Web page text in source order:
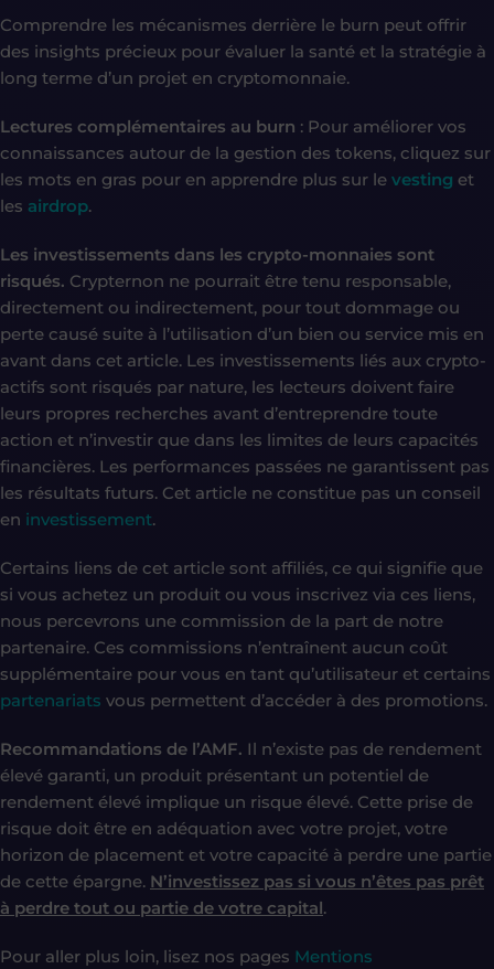
Comprendre les mécanismes derrière le burn peut offrir
des insights précieux pour évaluer la santé et la stratégie à
long terme d’un projet en cryptomonnaie.
Lectures complémentaires au burn : Pour améliorer vos
connaissances autour de la gestion des tokens, cliquez sur
les mots en gras pour en apprendre plus sur le vesting et
les airdrop.
Les investissements dans les crypto-monnaies sont
risqués. Crypternon ne pourrait être tenu responsable,
directement ou indirectement, pour tout dommage ou
perte causé suite à l’utilisation d’un bien ou service mis en
avant dans cet article. Les investissements liés aux crypto-
actifs sont risqués par nature, les lecteurs doivent faire
leurs propres recherches avant d’entreprendre toute
action et n’investir que dans les limites de leurs capacités
financières. Les performances passées ne garantissent pas
les résultats futurs. Cet article ne constitue pas un conseil
en investissement.
Certains liens de cet article sont affiliés, ce qui signifie que
si vous achetez un produit ou vous inscrivez via ces liens,
nous percevrons une commission de la part de notre
partenaire. Ces commissions n’entraînent aucun coût
supplémentaire pour vous en tant qu’utilisateur et certains
partenariats vous permettent d’accéder à des promotions.
Recommandations de l’AMF. Il n’existe pas de rendement
élevé garanti, un produit présentant un potentiel de
rendement élevé implique un risque élevé. Cette prise de
risque doit être en adéquation avec votre projet, votre
horizon de placement et votre capacité à perdre une partie
de cette épargne. N’investissez pas si vous n’êtes pas prêt
à perdre tout ou partie de votre capital.
Pour aller plus loin, lisez nos pages Mentions